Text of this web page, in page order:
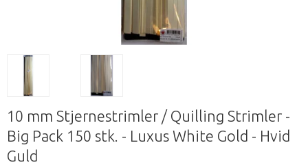
10 mm Stjernestrimler / Quilling Strimler -
Big Pack 150 stk. - Luxus White Gold - Hvid
Guld